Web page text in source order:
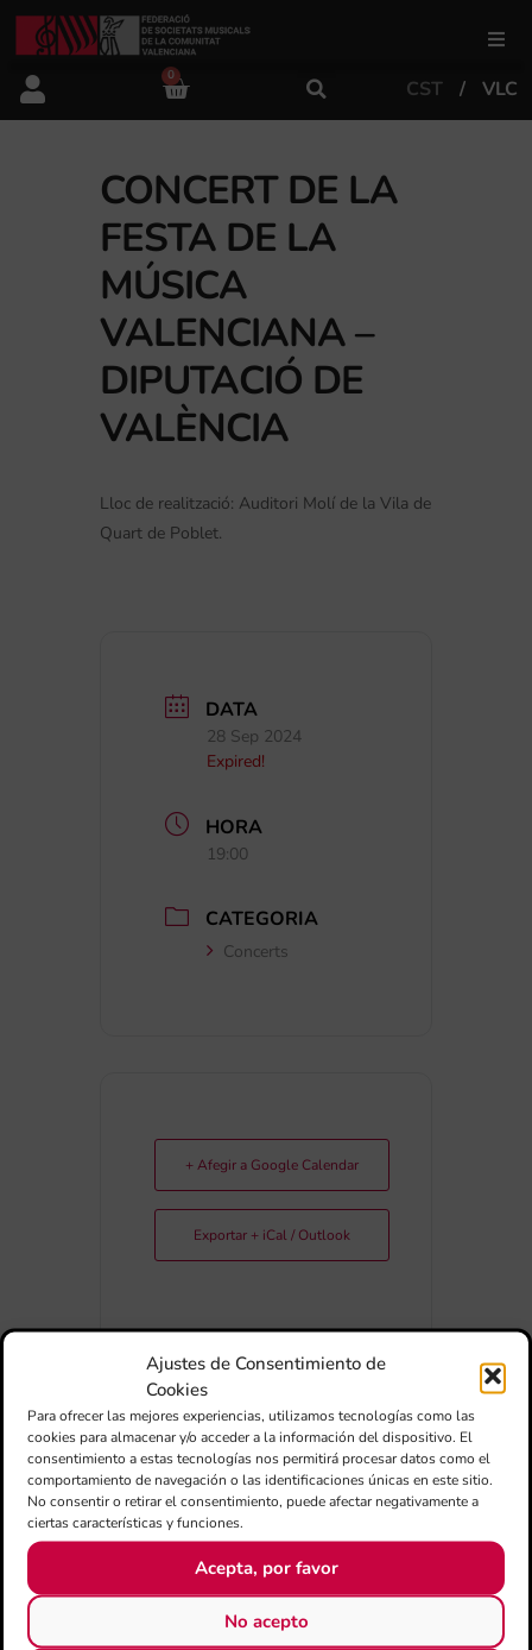
Ajustes de Consentimiento de
Cookies
Para ofrecer las mejores experiencias, utilizamos tecnologías como las
cookies para almacenar y/o acceder a la información del dispositivo. El
consentimiento a estas tecnologías nos permitirá procesar datos como el
comportamiento de navegación o las identificaciones únicas en este sitio.
No consentir o retirar el consentimiento, puede afectar negativamente a
ciertas características y funciones.
Acepta, por favor
No acepto
FSMCV
Àrea de gestió
Àrea educativa
Àrea Artística
Actualitat
0
CST VLC
CONCERT DE LA
FESTA DE LA
MÚSICA
VALENCIANA –
DIPUTACIÓ DE
VALÈNCIA
Lloc de realització: Auditori Molí de la Vila de
Quart de Poblet.
DATA
28 Sep 2024
Expired!
HORA
19:00
CATEGORIA
Concerts
+ Afegir a Google Calendar
Exportar + iCal / Outlook
COMPARTIR
ESDEVENIMENT